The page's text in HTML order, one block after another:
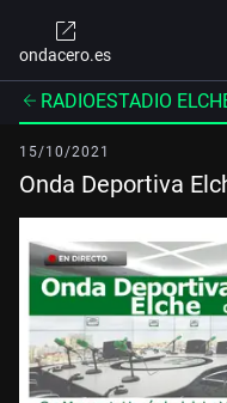
ondacero.es
RADIOESTADIO
15/10/2021
Onda Deportiva